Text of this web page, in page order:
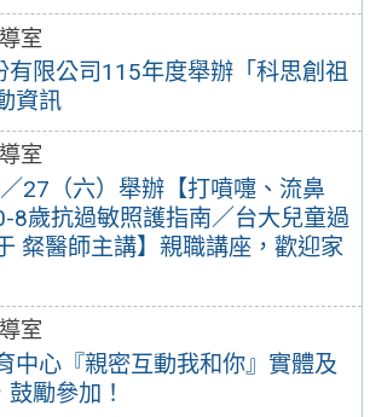
室
有限公司115年度舉辦「科思創祖
資訊
室
27（六）舉辦【打噴嚏、流鼻
8歲抗過敏照護指南／台大兒童過
粲醫師主講】親職講座，歡迎家
室
中心『親密互動我和你』實體及
勵參加！